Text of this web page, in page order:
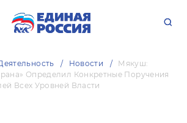
Новости
Мякуш:
Определил Конкретные Поручения
Всех Уровней Власти